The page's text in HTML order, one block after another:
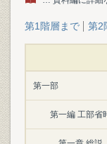
第1階層まで 第2
第一部
第一編 工部省